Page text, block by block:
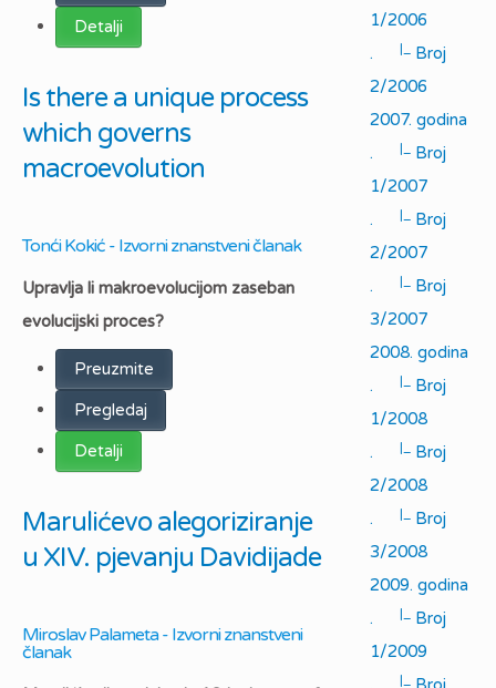
Detalji
Is there a unique process
which governs
macroevolution
Tonći Kokić - Izvorni znanstveni članak
Upravlja li makroevolucijom zaseban
evolucijski proces?
Preuzmite
Pregledaj
Detalji
Marulićevo alegoriziranje
u XIV. pjevanju Davidijade
Miroslav Palameta - Izvorni znanstveni
članak
1/2006
.
|_ Broj
2/2006
2007. godina
.
|_ Broj
1/2007
.
|_ Broj
2/2007
.
|_ Broj
3/2007
2008. godina
.
|_ Broj
1/2008
.
|_ Broj
2/2008
.
|_ Broj
3/2008
2009. godina
.
|_ Broj
1/2009
|_